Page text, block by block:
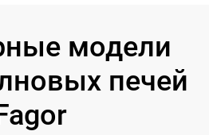
модели
печей